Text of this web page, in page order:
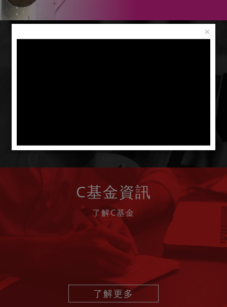
×
聯絡我們
C基金資訊
了解C基金
了解更多